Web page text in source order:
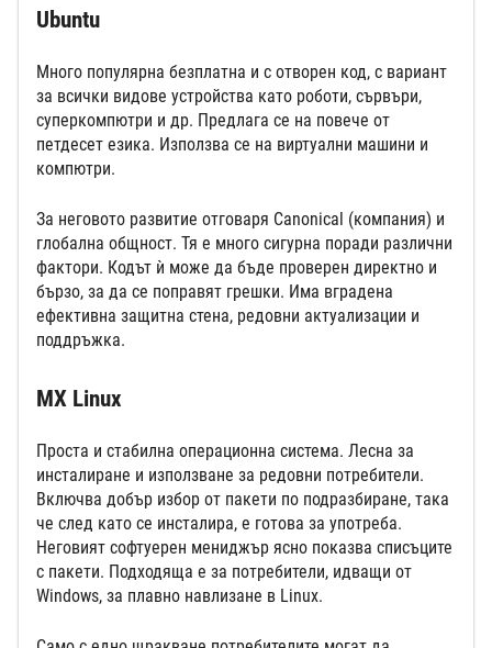
Ubuntu
Много популярна безплатна и с отворен код, с вариант
за всички видове устройства като роботи, сървъри,
суперкомпютри и др. Предлага се на повече от
петдесет езика. Използва се на виртуални машини и
компютри.
За неговото развитие отговаря Canonical (компания) и
глобална общност. Тя е много сигурна поради различни
фактори. Кодът ѝ може да бъде проверен директно и
бързо, за да се поправят грешки. Има вградена
ефективна защитна стена, редовни актуализации и
поддръжка.
MX Linux
Проста и стабилна операционна система. Лесна за
инсталиране и използване за редовни потребители.
Включва добър избор от пакети по подразбиране, така
че след като се инсталира, е готова за употреба.
Неговият софтуерен мениджър ясно показва списъците
с пакети. Подходяща е за потребители, идващи от
Windows, за плавно навлизане в Linux.